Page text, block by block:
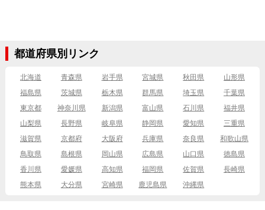
都道府県別リンク
北海道 青森県 岩手県 宮城県 秋田県
山形県
福島県
茨城県 栃木県 群馬県 埼玉県
千葉県
東京都
神奈川県 新潟県 富山県 石川県
福井県
山梨県
長野県 岐阜県 静岡県 愛知県
三重県
滋賀県
京都府 大阪府 兵庫県 奈良県
和歌山県
鳥取県
島根県 岡山県 広島県 山口県
徳島県
香川県
愛媛県 高知県 福岡県 佐賀県
長崎県
熊本県
大分県 宮崎県 鹿児島県 沖縄県